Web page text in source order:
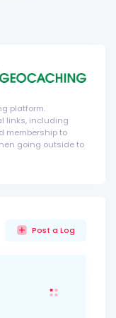
platform.
links, including
membership to
going outside to
Post a Log